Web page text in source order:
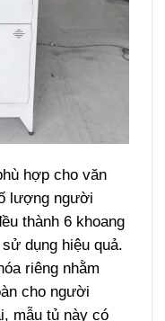
hợp cho văn
lượng người
thành 6 khoang
dụng hiệu quả.
riêng nhằm
cho người
mẫu tủ này có